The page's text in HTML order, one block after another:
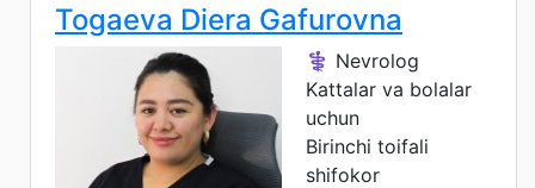
Togaeva Diera Gafurovna
⚕️ Nevrolog
Kattalar va bolalar
uchun
Birinchi toifali
shifokor